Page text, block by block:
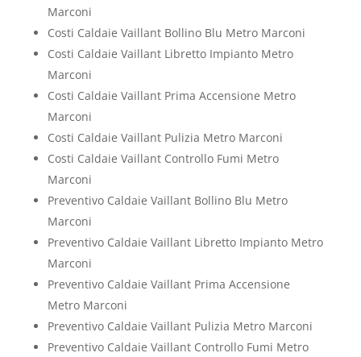
Marconi
Costi Caldaie Vaillant Bollino Blu Metro Marconi
Costi Caldaie Vaillant Libretto Impianto Metro
Marconi
Costi Caldaie Vaillant Prima Accensione Metro
Marconi
Costi Caldaie Vaillant Pulizia Metro Marconi
Costi Caldaie Vaillant Controllo Fumi Metro
Marconi
Preventivo Caldaie Vaillant Bollino Blu Metro
Marconi
Preventivo Caldaie Vaillant Libretto Impianto Metro
Marconi
Preventivo Caldaie Vaillant Prima Accensione
Metro Marconi
Preventivo Caldaie Vaillant Pulizia Metro Marconi
Preventivo Caldaie Vaillant Controllo Fumi Metro